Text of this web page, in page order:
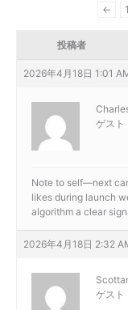
←
1
投稿者
2026年4月18日 1:01
ゲスト
Note to self—next
likes during launch
algorithm a clear
2026年4月18日 2:32
ゲスト